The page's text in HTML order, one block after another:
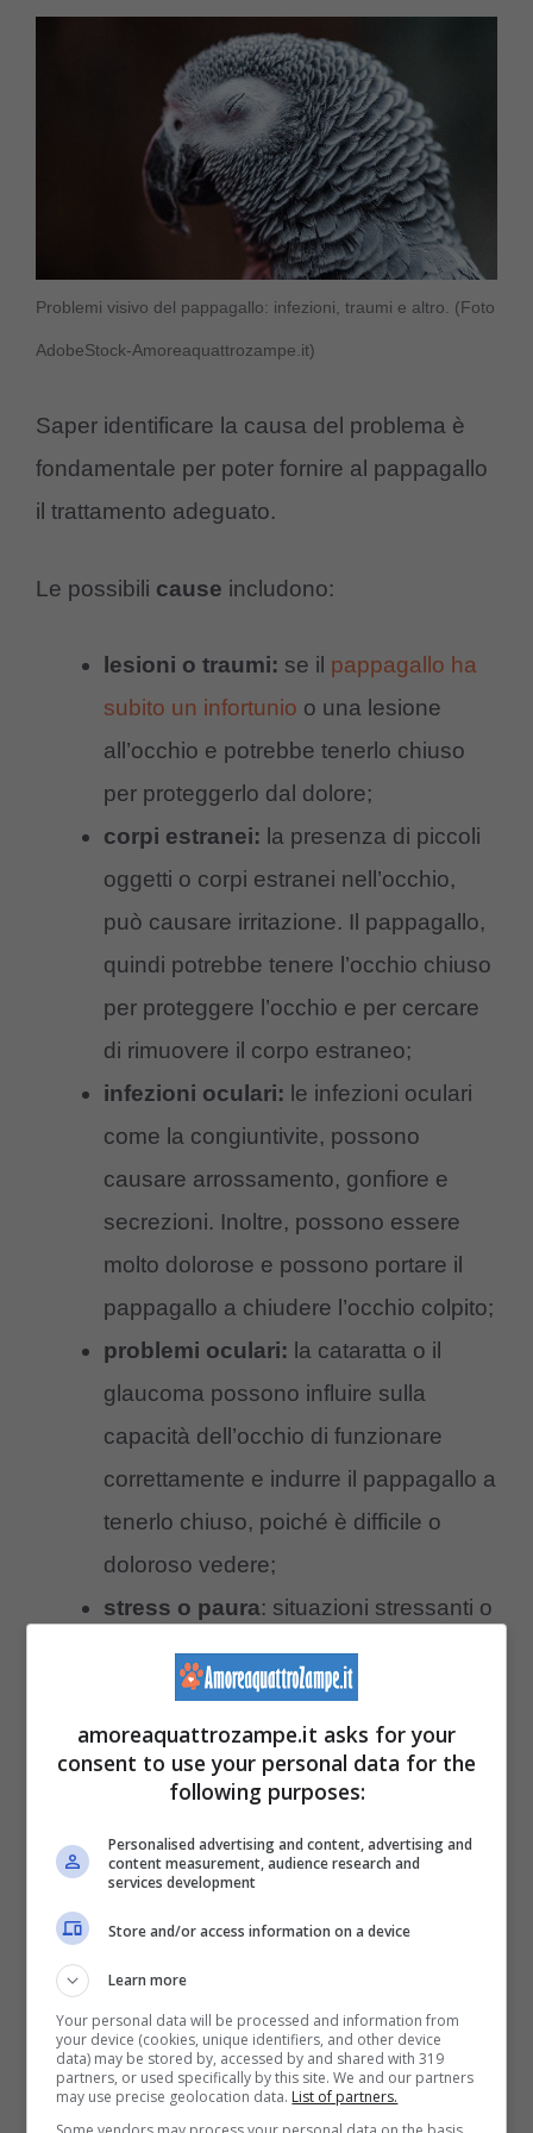
Problemi visivo del pappagallo: infezioni, traumi e altro. (Foto
AdobeStock-Amoreaquattrozampe.it)
Saper identificare la causa del problema è
fondamentale per poter fornire al pappagallo
il trattamento adeguato.
Le possibili cause includono:
lesioni o traumi: se il pappagallo ha
subito un infortunio o una lesione
all’occhio e potrebbe tenerlo chiuso
per proteggerlo dal dolore;
corpi estranei: la presenza di piccoli
oggetti o corpi estranei nell’occhio,
può causare irritazione. Il pappagallo,
quindi potrebbe tenere l’occhio chiuso
per proteggere l’occhio e per cercare
di rimuovere il corpo estraneo;
infezioni oculari: le infezioni oculari
come la congiuntivite, possono
causare arrossamento, gonfiore e
secrezioni. Inoltre, possono essere
molto dolorose e possono portare il
pappagallo a chiudere l’occhio colpito;
problemi oculari: la cataratta o il
glaucoma possono influire sulla
capacità dell’occhio di funzionare
correttamente e indurre il pappagallo a
tenerlo chiuso, poiché è difficile o
doloroso vedere;
stress o paura: situazioni stressanti o
spaventose possono portare il
pappagallo a chiuderlo, come
meccanismo di difesa o come
espressione del suo stato emotivo.
Sintomi
Il pappagallo oltre all’occhio chiuso, molto
probabilmente
altri segnali
sul suo stato di salute.
I sintomi associati possono essere:
amoreaquattrozampe.it asks for your
consent to use your personal data for the
following purposes:
Personalised advertising and content, advertising and
content measurement, audience research and
services development
Store and/or access information on a device
Learn more
Your personal data will be processed and information from
your device (cookies, unique identifiers, and other device
data) may be stored by, accessed by and shared with 319
partners, or used specifically by this site. We and our partners
may use precise geolocation data. List of partners.